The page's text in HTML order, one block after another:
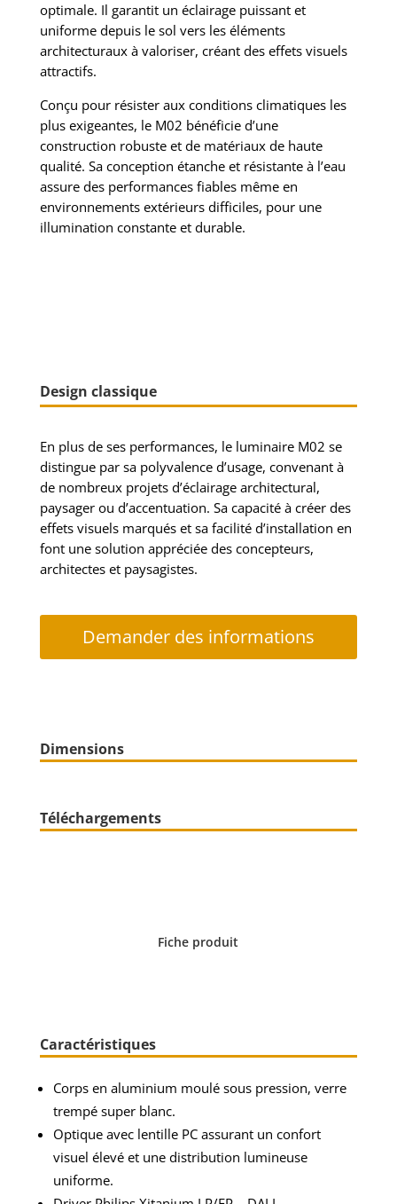
optimale. Il garantit un éclairage puissant et
uniforme depuis le sol vers les éléments
architecturaux à valoriser, créant des effets visuels
attractifs.
Conçu pour résister aux conditions climatiques les
plus exigeantes, le M02 bénéficie d’une
construction robuste et de matériaux de haute
qualité. Sa conception étanche et résistante à l’eau
assure des performances fiables même en
environnements extérieurs difficiles, pour une
illumination constante et durable.
Design classique
En plus de ses performances, le luminaire M02 se
distingue par sa polyvalence d’usage, convenant à
de nombreux projets d’éclairage architectural,
paysager ou d’accentuation. Sa capacité à créer des
effets visuels marqués et sa facilité d’installation en
font une solution appréciée des concepteurs,
architectes et paysagistes.
Demander des informations
Dimensions
Téléchargements
Fiche produit
Caractéristiques
Corps en aluminium moulé sous pression, verre
trempé super blanc.
Optique avec lentille PC assurant un confort
visuel élevé et une distribution lumineuse
uniforme.